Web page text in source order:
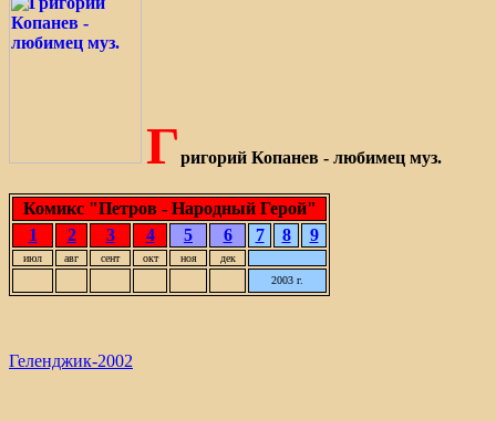
Григорий Копанев - любимец муз.
Комикс "Петров - Народный Герой"
1
2 3 4 5 6 7 8 9
июл авг сент окт ноя
дек
2003 г.
Геленджик-2002